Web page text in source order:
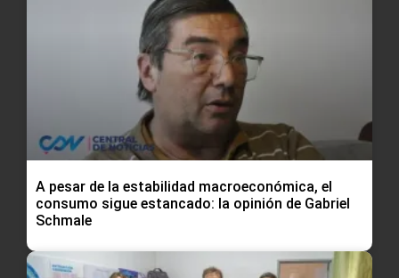
A pesar de la estabilidad macroeconómica, el
consumo sigue estancado: la opinión de Gabriel
Schmale